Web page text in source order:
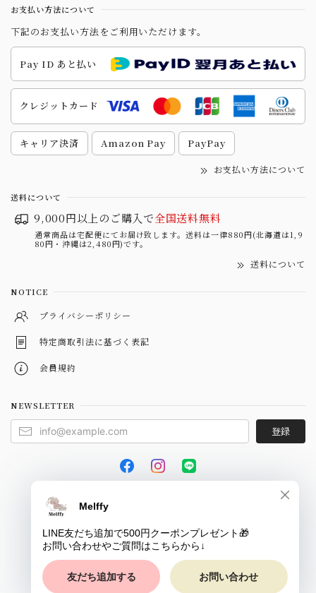
お支払い方法について
下記のお支払い方法をご利用いただけます。
Pay ID あと払い
クレジットカード
キャリア決済 Amazon Pay PayPay
お支払い方法について
送料について
9,000円以上のご購入で全国送料無料
通常商品は宅配便にてお届け致します。送料は一律880円(北海道は1,9
80円・沖縄は2,480円)です。
送料について
NOTICE
プライバシーポリシー
特定商取引法に基づく表記
会員規約
NEWSLETTER
登録